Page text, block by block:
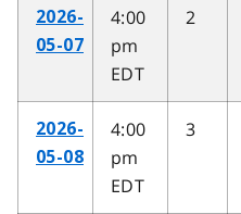
2026-
05-07
4:00
pm
EDT
2
2026-
05-08
4:00
pm
EDT
3